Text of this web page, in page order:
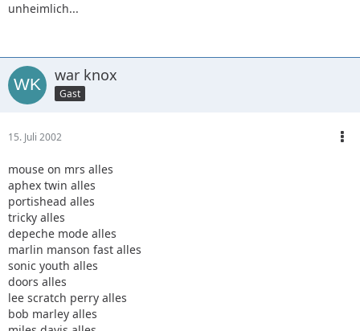
unheimlich...
war knox
Gast
15. Juli 2002
mouse on mrs alles
aphex twin alles
portishead alles
tricky alles
depeche mode alles
marlin manson fast alles
sonic youth alles
doors alles
lee scratch perry alles
bob marley alles